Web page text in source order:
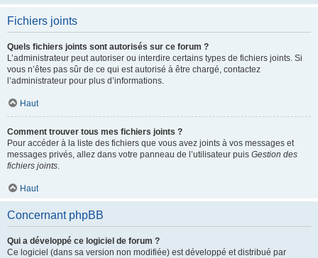
Fichiers joints
Quels fichiers joints sont autorisés sur ce forum ?
L’administrateur peut autoriser ou interdire certains types de fichiers joints. Si
vous n’êtes pas sûr de ce qui est autorisé à être chargé, contactez
l’administrateur pour plus d’informations.
Haut
Comment trouver tous mes fichiers joints ?
Pour accéder à la liste des fichiers que vous avez joints à vos messages et
messages privés, allez dans votre panneau de l’utilisateur puis Gestion des
fichiers joints.
Haut
Concernant phpBB
Qui a développé ce logiciel de forum ?
Ce logiciel (dans sa version non modifiée) est développé et distribué par